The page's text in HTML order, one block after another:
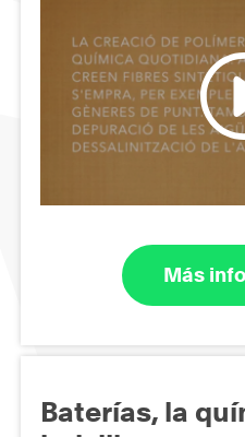
Más
Baterías, la